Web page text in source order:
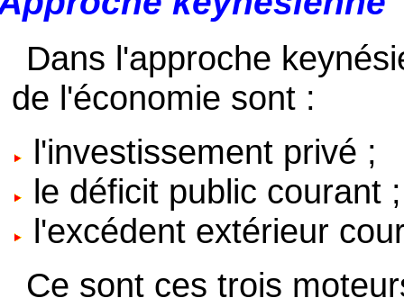
Dans l'approche
de l'économie sont :
l'investissement privé ;
le déficit public courant ;
l'excédent extérieur
Ce sont ces trois